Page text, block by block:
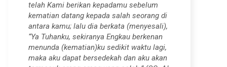
telah Kami berikan kepadamu sebelum
kematian datang kepada salah seorang di
antara kamu; lalu dia berkata (menyesali),
“Ya Tuhanku, sekiranya Engkau berkenan
menunda (kematian)ku sedikit waktu lagi,
maka aku dapat bersedekah dan aku akan